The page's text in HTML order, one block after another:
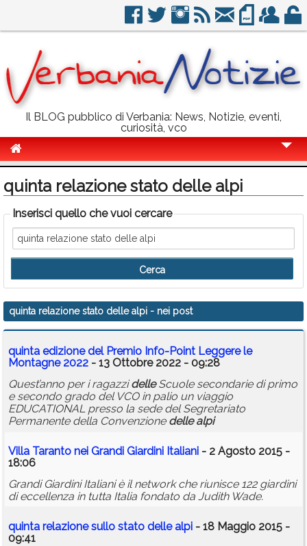
Il BLOG pubblico di Verbania: News, Notizie, eventi,
curiosità, vco
Politica
Sport
Eventi
Info Utili
Rubriche
Calendario
Annunci
quinta relazione stato delle alpi
Inserisci quello che vuoi cercare
quinta relazione stato delle alpi - nei post
quinta edizione del Premio Info-Point Leggere le
Montagne 2022 - 13 Ottobre 2022 - 09:28
Quest’anno per i ragazzidelleScuole secondarie di primo
e secondo grado del VCO in palio un viaggio
EDUCATIONAL presso la sede del Segretariato
Permanente della Convenzione delle alpi
Villa Taranto nei Grandi Giardini Italiani - 2 Agosto 2015 -
18:06
Grandi Giardini Italiani è il network che riunisce 122 giardini
di eccellenza in tutta Italia fondato da Judith Wade.
quinta relazionesullo stato delle alpi - 18 Maggio 2015 -
09:41